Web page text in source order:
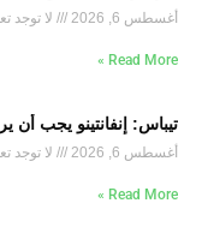
أغسطس 6, 2026 لا توجد
Read More »
تيباس: إنفانتينو يجب
أغسطس 6, 2026 لا توجد
Read More »